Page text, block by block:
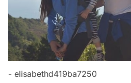
- elisabethd419ba7250